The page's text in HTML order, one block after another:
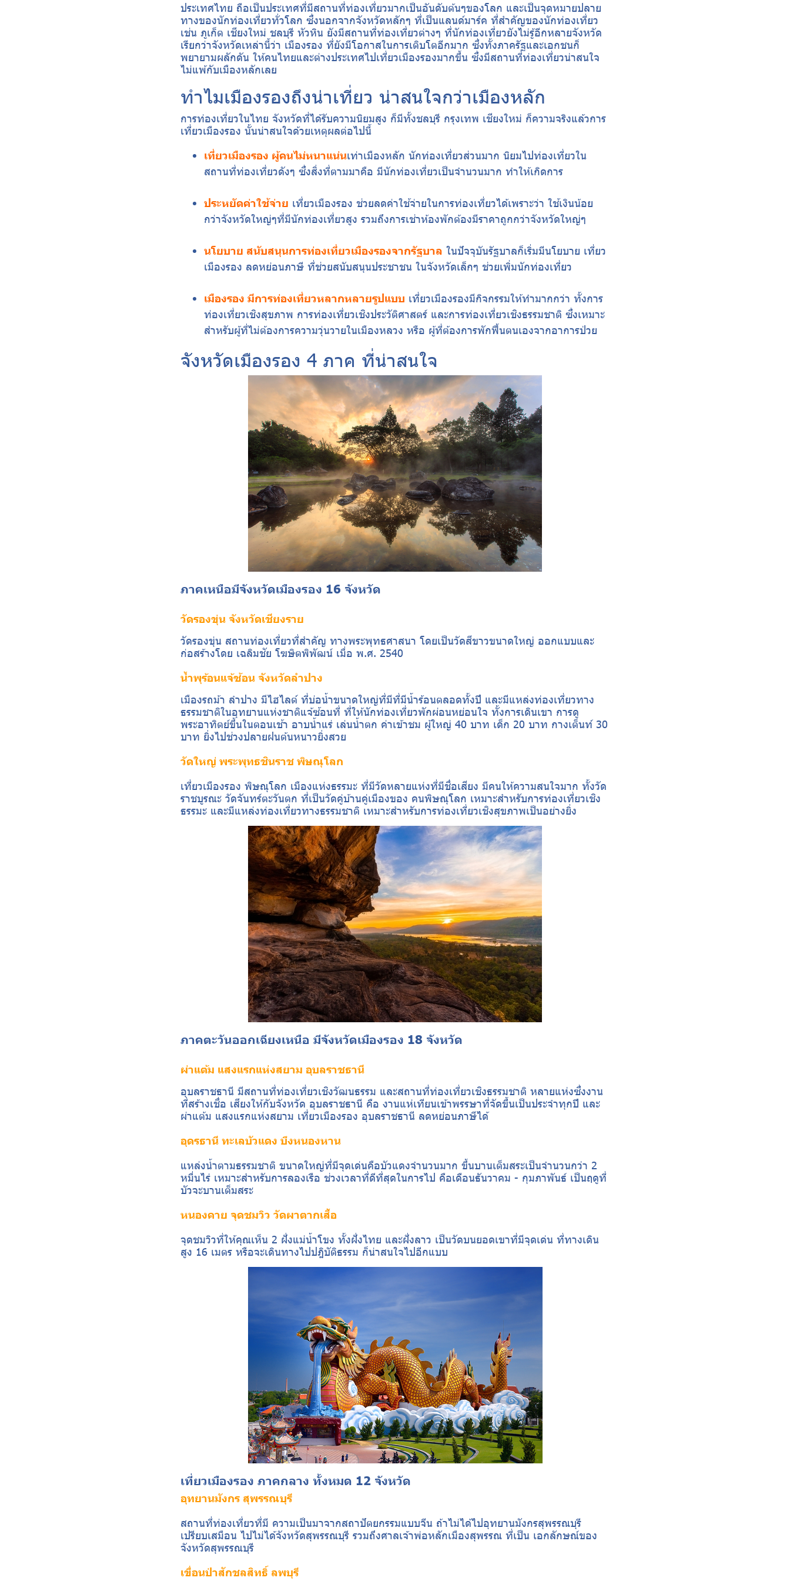
ประเทศไทย ถือเป็นประเทศที่มีสถานที่ท่องเที่ยวมากเป็นอันดับต้นๆของโลก และเป็นจุดหมายปลาย
ทางของนักท่องเที่ยวทั่วโลก ซึ่งนอกจากจังหวัดหลักๆ ที่เป็นแลนด์มาร์ค ที่สำคัญของนักท่องเที่ยว
เช่น ภูเก็ต เชียงใหม่ ชลบุรี หัวหิน ยังมีสถานที่ท่องเที่ยวต่างๆ ที่นักท่องเที่ยวยังไม่รู้อีกหลายจังหวัด
เรียกว่าจังหวัดเหล่านี้ว่า เมืองรอง ที่ยังมีโอกาสในการเติบโตอีกมาก ซึ่งทั้งภาครัฐและเอกชนก็
พยายามผลักดัน ให้คนไทยและต่างประเทศไปเที่ยวเมืองรองมากขึ้น ซึ่งมีสถานที่ท่องเที่ยวน่าสนใจ
ไม่แพ้กับเมืองหลักเลย
ทำไมเมืองรองถึงน่าเที่ยว น่าสนใจกว่าเมืองหลัก
การท่องเที่ยวในไทย จังหวัดที่ได้รับความนิยมสูง ก็มีทั้งชลบุรี กรุงเทพ เชียงใหม่ ก็ความจริงแล้วการ
เที่ยวเมืองรอง นั้นน่าสนใจด้วยเหตุผลต่อไปนี้
เที่ยวเมืองรอง ผู้คนไม่หนาแน่นเท่าเมืองหลัก นักท่องเที่ยวส่วนมาก นิยมไปท่องเที่ยวใน
สถานที่ท่องเที่ยวดังๆ ซึ่งสิ่งที่ตามมาคือ มีนักท่องเที่ยวเป็นจำนวนมาก ทำให้เกิดการ
ประหยัดค่าใช้จ่าย เที่ยวเมืองรอง ช่วยลดค่าใช้จ่ายในการท่องเที่ยวได้เพราะว่า ใช้เงินน้อย
กว่าจังหวัดใหญ่ๆที่มีนักท่องเที่ยวสูง รวมถึงการเช่าห้องพักต้องมีราคาถูกกว่าจังหวัดใหญ่ๆ
นโยบาย สนับสนุนการท่องเที่ยวเมืองรองจากรัฐบาล ในปัจจุบันรัฐบาลก็เริ่มมีนโยบาย เที่ยว
เมืองรอง ลดหย่อนภาษี ที่ช่วยสนับสนุนประชาชน ในจังหวัดเล็กๆ ช่วยเพิ่มนักท่องเที่ยว
เมืองรอง มีการท่องเที่ยวหลากหลายรูปแบบ เที่ยวเมืองรองมีกิจกรรมให้ทำมากกว่า ทั้งการ
ท่องเที่ยวเชิงสุขภาพ การท่องเที่ยวเชิงประวัติศาสตร์ และการท่องเที่ยวเชิงธรรมชาติ ซึ่งเหมาะ
สำหรับผู้ที่ไม่ต้องการความวุ่นวายในเมืองหลวง หรือ ผู้ที่ต้องการพักฟื้นตนเองจากอาการป่วย
จังหวัดเมืองรอง 4 ภาค ที่น่าสนใจ
ภาคเหนือมีจังหวัดเมืองรอง 16 จังหวัด
วัดรองขุ่น จังหวัดเชียงราย
วัดรองขุ่น สถานท่องเที่ยวที่สำคัญ ทางพระพุทธศาสนา โดยเป็นวัดสีขาวขนาดใหญ่ ออกแบบและ
ก่อสร้างโดย เฉลิมชัย โฆษิตพิพัฒน์ เมื่อ พ.ศ. 2540
น้ำพุร้อนแจ้ซ้อน จังหวัดลำปาง
เมืองรถม้า ลำปาง มีไฮไลต์ ที่บ่อน้ำขนาดใหญ่ที่มีที่มีน้ำร้อนตลอดทั้งปี และมีแหล่งท่องเที่ยวทาง
ธรรมชาติในอุทยานแห่งชาติแจ้ซ้อนที่ ที่ให้นักท่องเที่ยวพักผ่อนหย่อนใจ ทั้งการเดินเขา การดู
พระอาทิตย์ขึ้นในตอนเช้า อาบน้ำแร่ เล่นน้ำตก ค่าเข้าชม ผู้ใหญ่ 40 บาท เด็ก 20 บาท กางเต็นท์​ 30
บาท ยิ่งไปช่วงปลายฝนต้นหนาวยิ่งสวย
วัดใหญ่ พระพุทธชินราช พิษณุโลก
เที่ยวเมืองรอง พิษณุโลก เมืองแห่งธรรมะ ที่มีวัดหลายแห่งที่มีชื่อเสียง มีคนให้ความสนใจมาก ทั้งวัด
ราชบูรณะ วัดจันทร์ตะวันตก ที่เป็นวัดคู่บ้านคู่เมืองของ คนพิษณุโลก เหมาะสำหรับการท่องเที่ยวเชิง
ธรรมะ และมีแหล่งท่องเที่ยวทางธรรมชาติ เหมาะสำหรับการท่องเที่ยวเชิงสุขภาพเป็นอย่างยิ่ง
ภาคตะวันออกเฉียงเหนือ มีจังหวัดเมืองรอง 18 จังหวัด
ผ่าแต้ม แสงแรกแห่งสยาม อุบลราชธานี
อุบลราชธานี มีสถานที่ท่องเที่ยวเชิงวัฒนธรรม และสถานที่ท่องเที่ยวเชิงธรรมชาติ หลายแห่งซึ่งงาน
ที่สร้างเชื่อ เสียงให้กับจังหวัด อุบลราชธานี คือ งานแห่เทียนเข้าพรรษาที่จัดขึ้นเป็นประจำทุกปี และ
ผ่าแต้ม แสงแรกแห่งสยาม เที่ยวเมืองรอง อุบลราชธานี ลดหย่อนภาษีได้
อุดรธานี ทะเลบัวแดง บึงหนองหาน
แหล่งน้ำตามธรรมชาติ ขนาดใหญ่ที่มีจุดเด่นคือบัวแดงจำนวนมาก ขึ้นบานเต็มสระเป็นจำนวนกว่า 2
หมื่นไร่ เหมาะสำหรับการลองเรือ ช่วงเวลาที่ดีที่สุดในการไป คือเดือนธันวาคม - กุมภาพันธ์ เป็นฤดูที่
บัวจะบานเต็มสระ
หนองคาย จุดชมวิว วัดผาตากเสื้อ
จุดชมวิวที่ให้คุณเห็น 2 ฝั่งแม่น้ำโขง ทั้งฝั่งไทย และฝั่งลาว เป็นวัดบนยอดเขาที่มีจุดเด่น ที่ทางเดิน
สูง 16 เมตร หรือจะเดินทางไปปฎิบัติธรรม ก็น่าสนใจไปอีกแบบ
เที่ยวเมืองรอง ภาคกลาง ทั้งหมด 12 จังหวัด
อุทยานมังกร สุพรรณบุรี
สถานที่ท่องเที่ยวที่มี ความเป็นมาจากสถาปัตยกรรมแบบจีน ถ้าไม่ได้ไปอุทยานมังกรสุพรรณบุรี
เปรียบเสมือน ไปไม่ได้จังหวัดสุพรรณบุรี รวมถึงศาลเจ้าพ่อหลักเมืองสุพรรณ ที่เป็น เอกลักษณ์​ของ
จังหวัดสุพรรณบุรี
เขื่อนป่าสักชลสิทธิ์ ลพบุรี